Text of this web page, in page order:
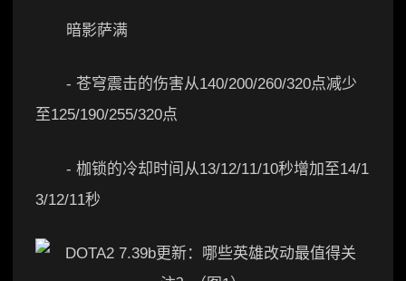
暗影萨满
- 苍穹震击的伤害从140/200/260/320点减少
至125/190/255/320点
- 枷锁的冷却时间从13/12/11/10秒增加至14/1
3/12/11秒